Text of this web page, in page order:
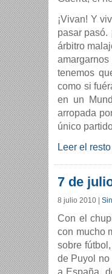
¡Vivan! Y
pasar pasó.
árbitro
tenemos
como si
en un
arropada
único
Leer el
7 de
8 julio 2010 |
Con el
con mucho
sobre
de Puyol
a España,